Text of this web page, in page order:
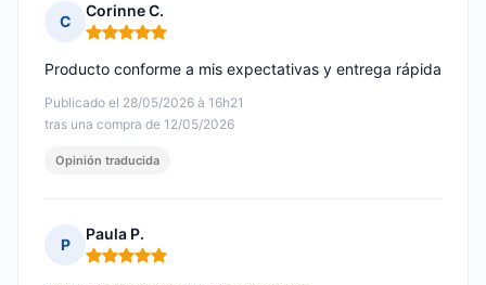
C
Corinne C.
Nota: 5 de 5
Publicado el 28/05/2026 à 16h21
tras una compra de 12/05/2026
Producto conforme a mis expectativas y entrega rápida
Opinión traducida
P
Paula P.
Nota: 5 de 5